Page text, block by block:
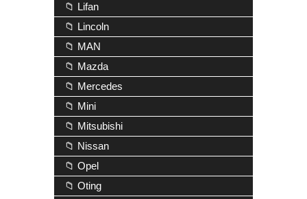
📁 Lifan
📁 Lincoln
📁 MAN
📁 Mazda
📁 Mercedes
📁 Mini
📁 Mitsubishi
📁 Nissan
📁 Opel
📁 Oting